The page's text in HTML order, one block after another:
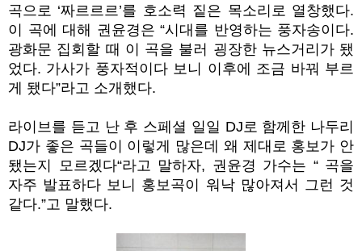
곡으로 ‘짜르르르’를 호소력 짙은 목소리로 열창했다.
이 곡에 대해 권윤경은 “시대를 반영하는 풍자송이다.
광화문 집회할 때 이 곡을 불러 굉장한 뉴스거리가 됐
었다. 가사가 풍자적이다 보니 이후에 조금 바꿔 부르
게 됐다”라고 소개했다.
라이브를 듣고 난 후 스페셜 일일 DJ로 함께한 나두리
DJ가 좋은 곡들이 이렇게 많은데 왜 제대로 홍보가 안
됐는지 모르겠다“라고 말하자, 권윤경 가수는 “ 곡을
자주 발표하다 보니 홍보곡이 워낙 많아져서 그런 것
같다.”고 말했다.